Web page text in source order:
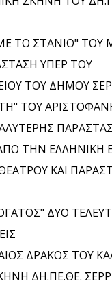
ΤΟ ΣΤΑΝΙΟ" ΤΟΥ
ΥΠΕΡ ΤΟΥ
ΤΟΥ ΔΗΜΟΥ
ΤΟΥ
ΤΗΝ ΕΛΛΗΝΙΚΗ
ΚΑΙ
ΔΥΟ
ΔΡΑΚΟΣ ΤΟΥ
ΔΗ.ΠΕ.ΘΕ.